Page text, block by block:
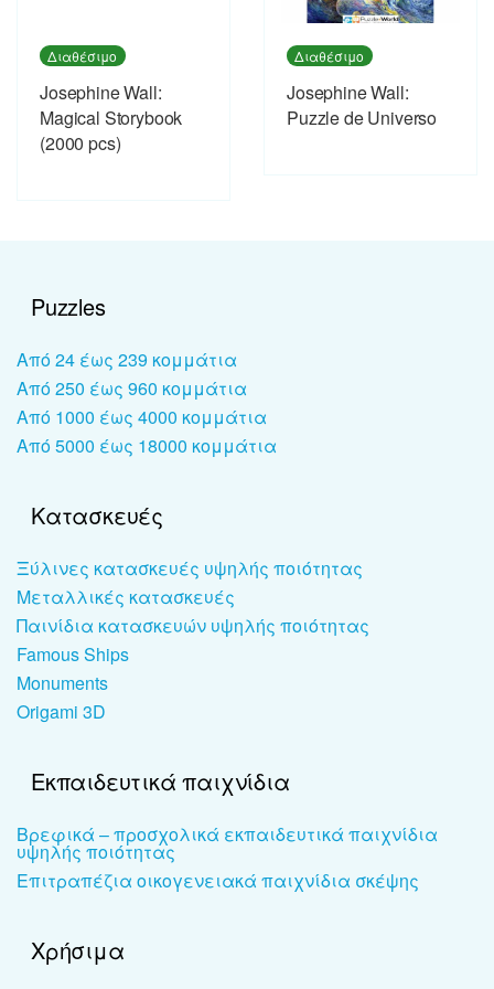
Διαθέσιμο
Josephine Wall:
Magical Storybook
(2000 pcs)
Διαθέσιμο
Josephine Wall:
Puzzle de Universo
Puzzles
Από 24 έως 239 κομμάτια
Από 250 έως 960 κομμάτια
Από 1000 έως 4000 κομμάτια
Από 5000 έως 18000 κομμάτια
Κατασκευές
Ξύλινες κατασκευές υψηλής ποιότητας
Μεταλλικές κατασκευές
Παινίδια κατασκευών υψηλής ποιότητας
Famous Ships
Monuments
Origami 3D
Εκπαιδευτικά παιχνίδια
Βρεφικά – προσχολικά εκπαιδευτικά παιχνίδια
υψηλής ποιότητας
Επιτραπέζια οικογενειακά παιχνίδια σκέψης
Χρήσιμα